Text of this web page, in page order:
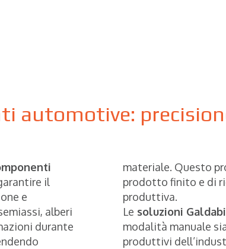
automotive:
il
e
alberi
durante
materiale. Questo
prodotto finito e di
produttiva.
Le soluzioni
modalità manuale
produttivi